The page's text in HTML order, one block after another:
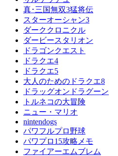
真･三国無双3猛将伝
スターオーシャン3
ダーククロニクル
ダービースタリオン
ドラゴンクエスト
ドラクエ4
ドラクエ5
大人のためのドラクエ8
ドラッグオンドラグーン
トルネコの大冒険
ニュー・マリオ
nintendogs
パワフルプロ野球
パワプロ15攻略メモ
ファイアーエムブレム